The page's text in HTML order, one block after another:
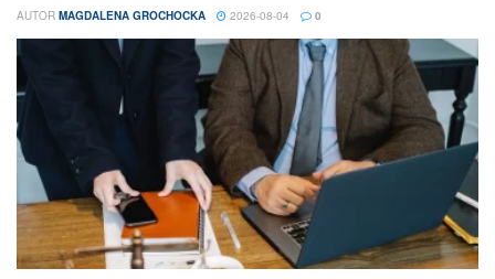
AUTOR MAGDALENA GROCHOCKA 2026-08-04 0